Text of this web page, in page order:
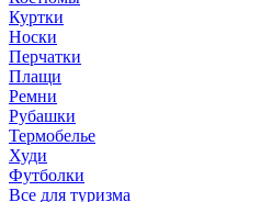
Куртки
Носки
Перчатки
Плащи
Ремни
Рубашки
Термобелье
Худи
Футболки
Все для туризма